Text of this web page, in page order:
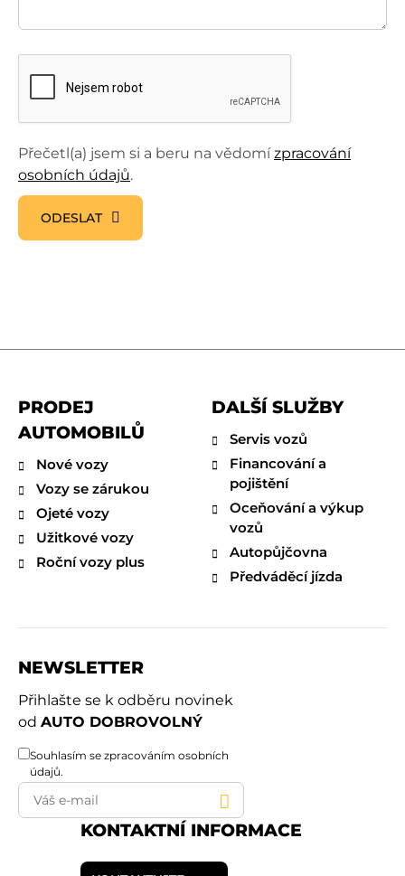
Přečetl(a) jsem si a beru na vědomízpracování
osobních údajů.
ODESLAT
PRODEJ
AUTOMOBILŮ
Nové vozy
Vozy se zárukou
Ojeté vozy
Užitkové vozy
Roční vozy plus
DALŠÍ SLUŽBY
Servis vozů
Financování a
pojištění
Oceňování a výkup
vozů
Autopůjčovna
Předváděcí jízda
NEWSLETTER
Přihlašte se k odběru novinek
od AUTO DOBROVOLNÝ
Souhlasím se zpracováním osobních
údajů.
KONTAKTNÍ INFORMACE